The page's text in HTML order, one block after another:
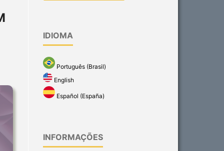
IDIOMA
Português (Brasil)
English
Español (España)
INFORMAÇÕES